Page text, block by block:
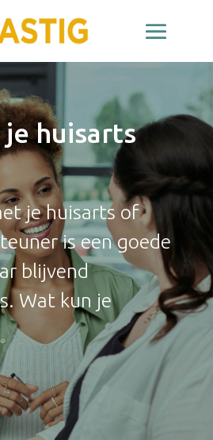
huisarts
je huisarts of
is een goede
blijvend
Wat kun je